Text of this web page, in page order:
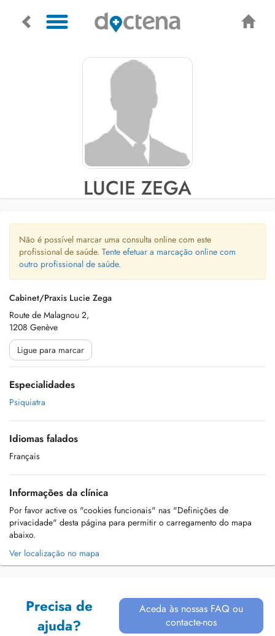
LUCIE ZEGA
Não é possível marcar uma consulta online com este
profissional de saúde. Tente efetuar a marcação online com
outro profissional de saúde.
Cabinet/Praxis Lucie Zega
Route de Malagnou 2,
1208 Genève
Ligue para marcar
Especialidades
Psiquiatra
Idiomas falados
Français
Informações da clínica
Por favor active os "cookies funcionais" nas "Definições de
privacidade" desta página para permitir o carregamento do mapa
abaixo.
Ver localização no mapa
Precisa de
ajuda?
Aceda às nossas FAQ ou
contacte-nos